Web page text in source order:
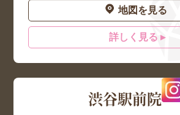
地図を見る
詳しく見る ▸
渋谷駅前院